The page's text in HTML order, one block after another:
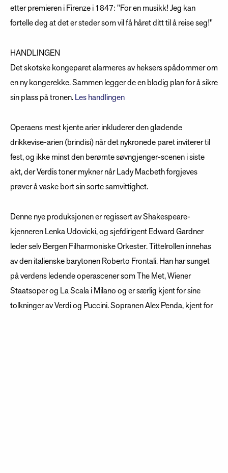
etter premieren i Firenze i 1847: "For en musikk! Jeg kan
fortelle deg at det er steder som vil få håret ditt til å reise seg!"
HANDLINGEN
Det skotske kongeparet alarmeres av heksers spådommer om
en ny kongerekke. Sammen legger de en blodig plan for å sikre
sin plass på tronen.Les handlingen
Operaens mest kjente arier inkluderer den glødende
drikkevise-arien (brindisi) når det nykronede paret inviterer til
fest, og ikke minst den berømte søvngjenger-scenen i siste
akt, der Verdis toner mykner når Lady Macbeth forgjeves
prøver å vaske bort sin sorte samvittighet.
Denne nye produksjonen er regissert av Shakespeare-
kjenneren Lenka Udovicki, og sjefdirigent Edward Gardner
leder selv Bergen Filharmoniske Orkester. Tittelrollen innehas
av den italienske barytonen Roberto Frontali. Han har sunget
på verdens ledende operascener som The Met, Wiener
Staatsoper og La Scala i Milano og er særlig kjent for sine
tolkninger av Verdi og Puccini. Sopranen Alex Penda, kjent for